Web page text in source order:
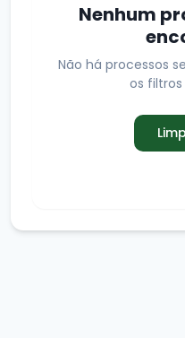
Nenhum
Não há processos
os